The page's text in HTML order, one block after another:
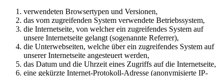
verwendeten Browsertypen und Versionen,
das vom zugreifenden System verwendete Betriebssystem,
die Internetseite, von welcher ein zugreifendes System auf
unsere Internetseite gelangt (sogenannte Referrer),
die Unterwebseiten, welche über ein zugreifendes System auf
unserer Internetseite angesteuert werden,
das Datum und die Uhrzeit eines Zugriffs auf die Internetseite,
eine gekürzte Internet-Protokoll-Adresse (anonymisierte IP-